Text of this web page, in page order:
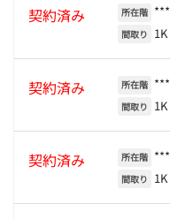
契約済み 所在階 ***
間取り 1K
契約済み 所在階 ***
間取り 1K
契約済み 所在階 ***
間取り 1K